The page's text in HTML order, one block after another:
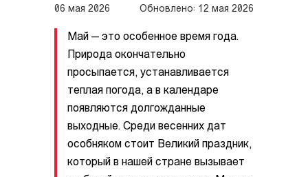
06 мая 2026 Обновлено: 12 мая 2026
Май — это особенное время года.
Природа окончательно
просыпается, устанавливается
теплая погода, а в календаре
появляются долгожданные
выходные. Среди весенних дат
особняком стоит Великий праздник,
который в нашей стране вызывает